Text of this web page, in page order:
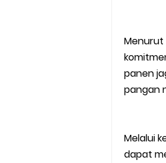
Menurut
panen
pangan
Melalui
dapat